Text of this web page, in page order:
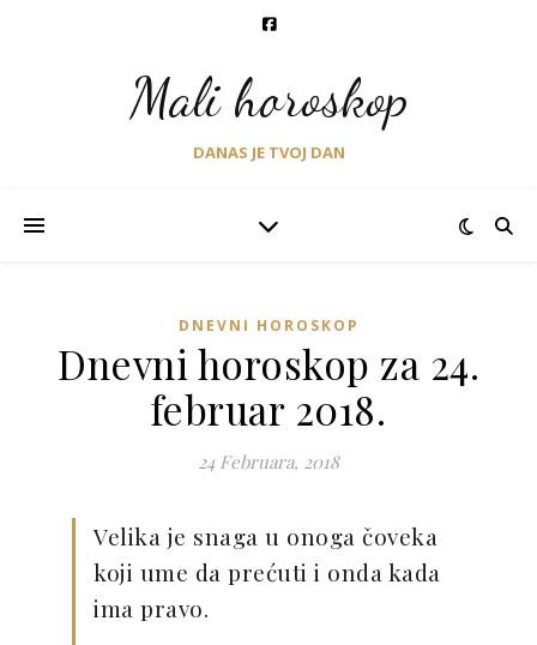
Mali horoskop
DANAS JE TVOJ DAN
DNEVNI HOROSKOP
Dnevni horoskop za 24.
februar 2018.
24 Februara, 2018
Velika je snaga u onoga čoveka
koji ume da prećuti i onda kada
ima pravo.